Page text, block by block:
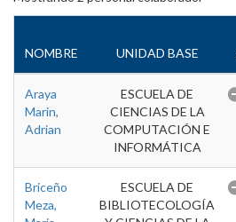
NOMBRE UNIDAD BASE
Araya
Marin,
Adrian
ESCUELA DE
CIENCIAS DE LA
COMPUTACIÓN E
INFORMÁTICA
Briceño
Meza,
ESCUELA DE
BIBLIOTECOLOGÍA